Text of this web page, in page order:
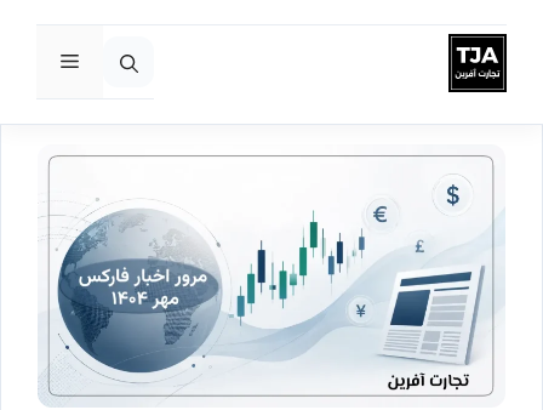
پرش
به
فهرست